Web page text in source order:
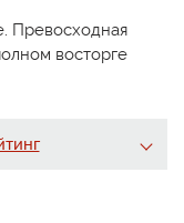
Превосходная
восторге